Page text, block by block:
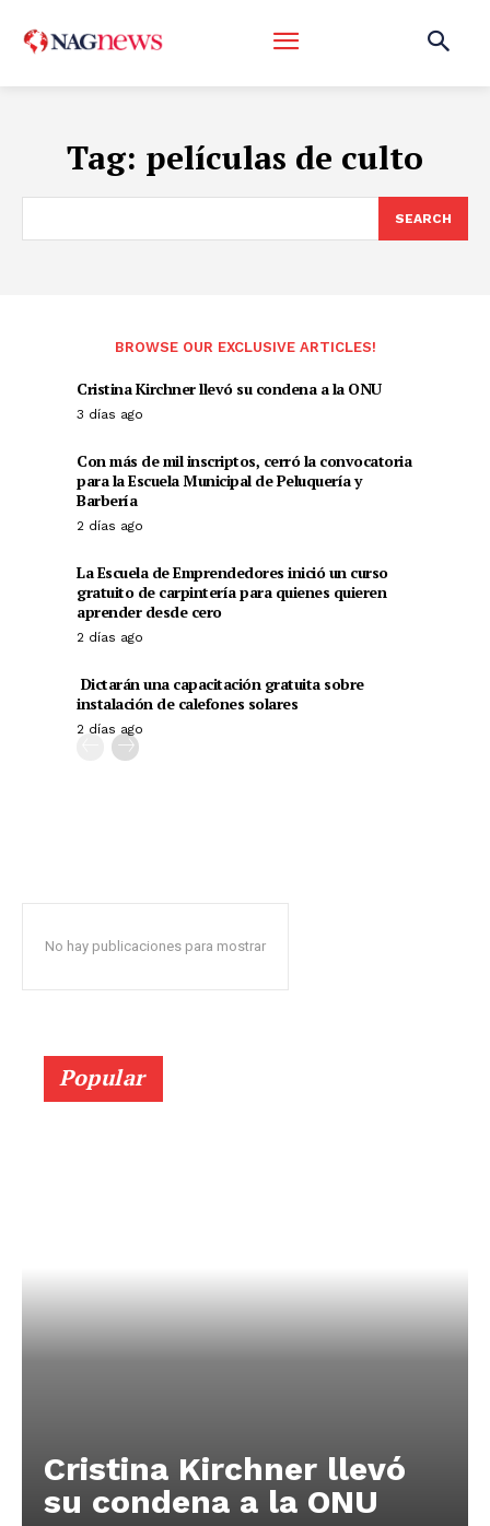
Tag: películas de culto
SEARCH
BROWSE OUR EXCLUSIVE ARTICLES!
Cristina Kirchner llevó su condena a la ONU
3 días ago
Con más de mil inscriptos, cerró la convocatoria
para la Escuela Municipal de Peluquería y
Barbería
2 días ago
La Escuela de Emprendedores inició un curso
gratuito de carpintería para quienes quieren
aprender desde cero
2 días ago
Dictarán una capacitación gratuita sobre
instalación de calefones solares
2 días ago
No hay publicaciones para mostrar
Popular
Cristina Kirchner llevó
su condena a la ONU